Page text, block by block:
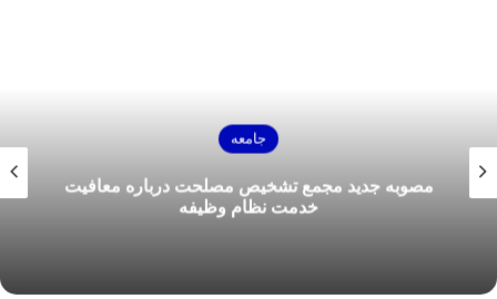
جامعه
مصوبه جدید مجمع تشخیص مصلحت درباره معافیت
خدمت نظام وظیفه